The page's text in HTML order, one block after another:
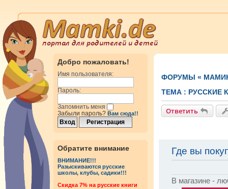
Добро пожаловать!
Имя пользователя:
Пароль:
Запомнить меня
Забыли пароль? Вам сюда!!
Обратите внимание
ВНИМАНИЕ!!!
Разыскиваются русские
школы, клубы, садики!!!
Cкидка 7% на русские книги
ФОРУМЫ «
ТЕМА : РУССКИЕ
Ответить
Где вы
В магазине -